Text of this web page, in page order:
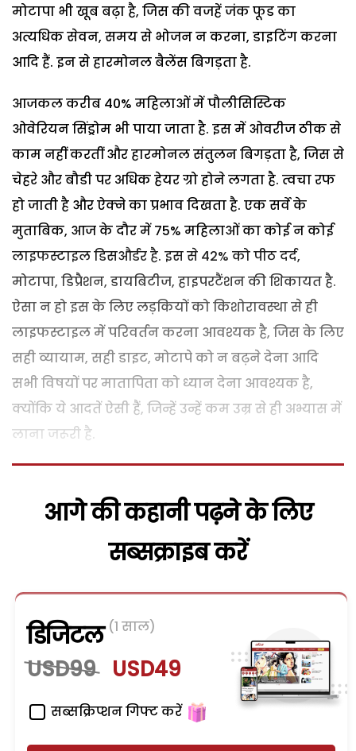
मोटापा भी खूब बढ़ा है, जिस की वजहें जंक फूड का
अत्यधिक सेवन, समय से भोजन न करना, डाइटिंग करना
आदि हैं. इन से हारमोनल बैलेंस बिगड़ता है.
आजकल करीब 40% महिलाओं में पौलीसिस्टिक
ओवेरियन सिंड्रोम भी पाया जाता है. इस में ओवरीज ठीक से
काम नहीं करतीं और हारमोनल संतुलन बिगड़ता है, जिस से
चेहरे और बौडी पर अधिक हेयर ग्रो होने लगता है. त्वचा रफ
हो जाती है और ऐक्ने का प्रभाव दिखता है. एक सर्वे के
मुताबिक, आज के दौर में 75% महिलाओं का कोई न कोई
लाइफस्टाइल डिसऔर्डर है. इस से 42% को पीठ दर्द,
मोटापा, डिप्रैशन, डायबिटीज, हाइपरटैंशन की शिकायत है.
ऐसा न हो इस के लिए लड़कियों को किशोरावस्था से ही
लाइफस्टाइल में परिवर्तन करना आवश्यक है, जिस के लिए
सही व्यायाम, सही डाइट, मोटापे को न बढ़ने देना आदि
सभी विषयों पर मातापिता को ध्यान देना आवश्यक है,
क्योंकि ये आदतें ऐसी हैं, जिन्हें उन्हें कम उम्र से ही अभ्यास में
लाना जरूरी है.
आगे की कहानी पढ़ने के लिए
सब्सक्राइब करें
डिजिटल (1 साल)
USD99 USD49
सब्सक्रिप्शन गिफ्ट करें